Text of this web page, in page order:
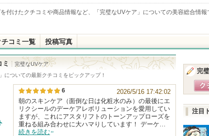
を付けたクチコミや商品情報など、「 完璧なUVケア 」についての美容総合情報
チコミ一覧 投稿写真
完璧なUVケア
」についての最新クチコミをピックアップ！
6
2026/5/16 17:42:02
朝のスキンケア（面倒な日は化粧水のみ）の最後にエ
リクシールのデーケアレボリューションを愛用してい
ますが、これにアスタリフトのトーンアップローズを
重ねる組み合わせに大ハマりしています！ デーケ…
続きを読む
完
注目